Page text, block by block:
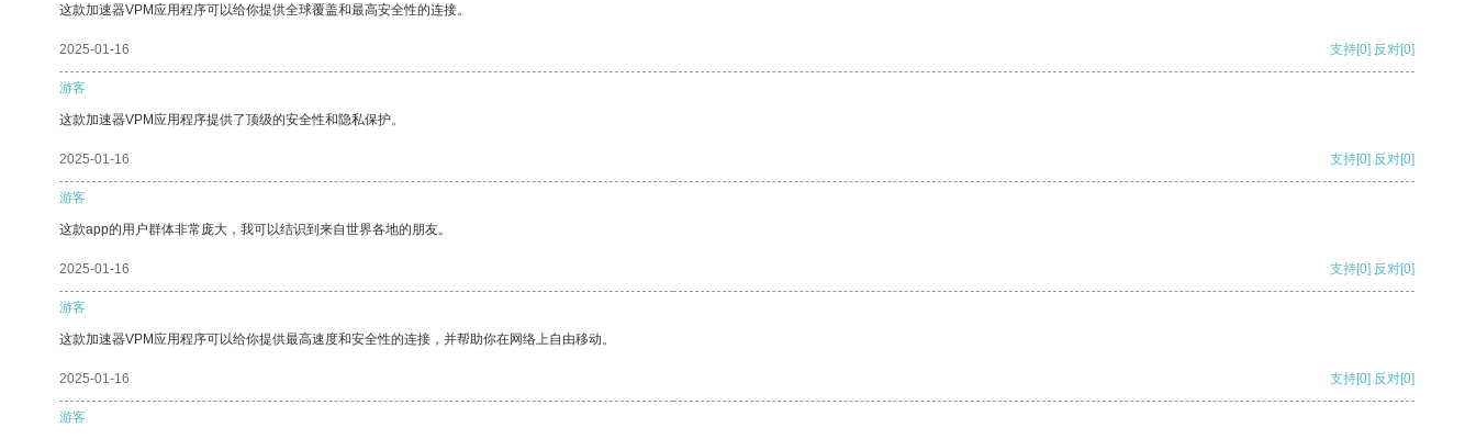
这款加速器VPM应用程序可以给你提供全球覆盖和最高安全性的连接。
2025-01-16 支持[0] 反对[0]
游客
这款加速器VPM应用程序提供了顶级的安全性和隐私保护。
2025-01-16 支持[0] 反对[0]
游客
这款app的用户群体非常庞大，我可以结识到来自世界各地的朋友。
2025-01-16 支持[0] 反对[0]
游客
这款加速器VPM应用程序可以给你提供最高速度和安全性的连接，并帮助你在网络上自由移动。
2025-01-16 支持[0] 反对[0]
游客